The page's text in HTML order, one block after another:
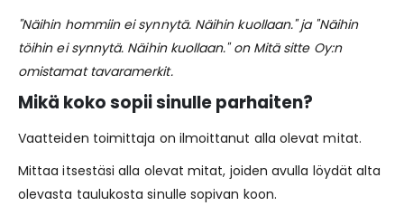
"Näihin hommiin ei synnytä. Näihin kuollaan." ja "Näihin
töihin ei synnytä. Näihin kuollaan." on Mitä sitte Oy:n
omistamat tavaramerkit.
Mikä koko sopii sinulle parhaiten?
Vaatteiden toimittaja on ilmoittanut alla olevat mitat.
Mittaa itsestäsi alla olevat mitat, joiden avulla löydät alta
olevasta taulukosta sinulle sopivan koon.